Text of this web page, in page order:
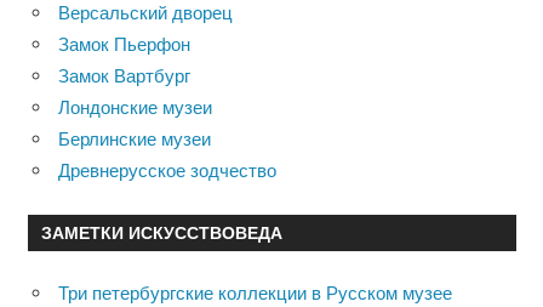
Версальский дворец
Замок Пьерфон
Замок Вартбург
Лондонские музеи
Берлинские музеи
Древнерусское зодчество
ЗАМЕТКИ ИСКУССТВОВЕДА
Три петербургские коллекции в Русском музее